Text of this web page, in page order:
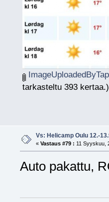
tarkasteltu 393 kertaa.)
Vs: Helicamp Oulu 12.-
« Vastaus #79 : 11 Syyskuu,
Auto pakattu,